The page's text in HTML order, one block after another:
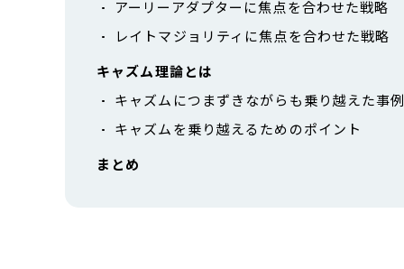
アーリーアダプターに焦点を合わせた戦略
レイトマジョリティに焦点を合わせた戦略
キャズム理論とは
キャズムにつまずきながらも乗り越えた事
キャズムを乗り越えるためのポイント
まとめ